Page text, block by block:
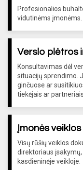
Profesionalios
vidutinėms įmonėms.
Verslo plėtros
Konsultavimas dėl
situacijų sprendimo.
ginčuose ar
tiekėjais ar partneriais.
Įmonės
Visų rūšių veiklos
direktoriaus
kasdieninėje veikloje.